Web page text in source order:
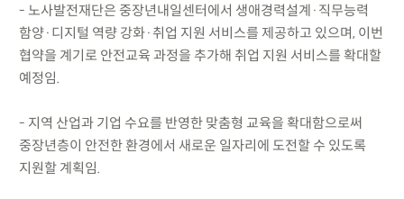
- 노사발전재단은 중장년내일센터에서 생애경력설계·직무능력
함양·디지털 역량 강화·취업 지원 서비스를 제공하고 있으며, 이번
협약을 계기로 안전교육 과정을 추가해 취업 지원 서비스를 확대할
예정임.
- 지역 산업과 기업 수요를 반영한 맞춤형 교육을 확대함으로써
중장년층이 안전한 환경에서 새로운 일자리에 도전할 수 있도록
지원할 계획임.